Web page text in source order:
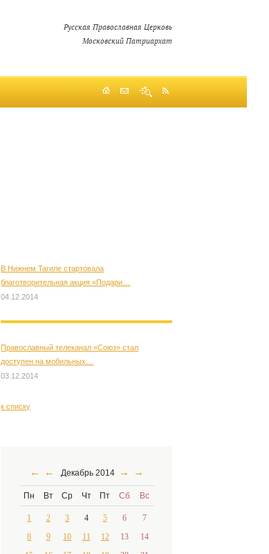
Русская Православная Церковь
Московский Патриархат
В Нижнем Тагиле стартовала
благотворительная акция «Подари…
04.12.2014
Православный телеканал «Союз» стал
доступен на мобильных…
03.12.2014
к списку
← ← Декабрь 2014 → →
Пн Вт Ср Чт Пт Сб Вс
1 2 3 4 5 6
7
8
9 10 11 12 13
14